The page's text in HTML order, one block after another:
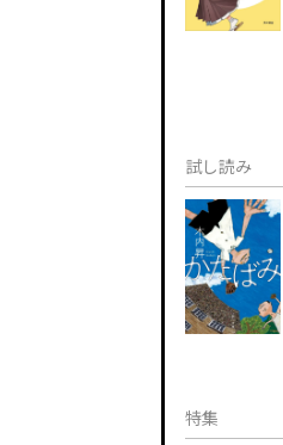
試し読み
特集